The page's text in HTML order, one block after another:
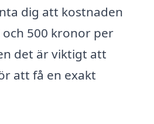
dig att kostnaden
500 kronor per
det är viktigt att
att få en exakt